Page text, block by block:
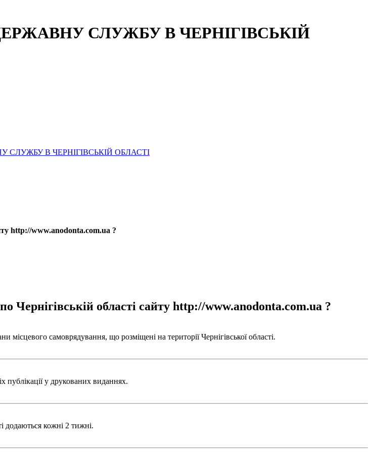
СЛУЖБУ В ЧЕРНІГІВСЬКІЙ
В ЧЕРНІГІВСЬКІЙ ОБЛАСТІ
http://www.anodonta.com.ua ?
Чернігівській області сайту http://www.anodonta.com.ua ?
самоврядування, що розміщені на території Чернігівської області.
публікації у друкованих виданнях.
додаються кожні 2 тижні.